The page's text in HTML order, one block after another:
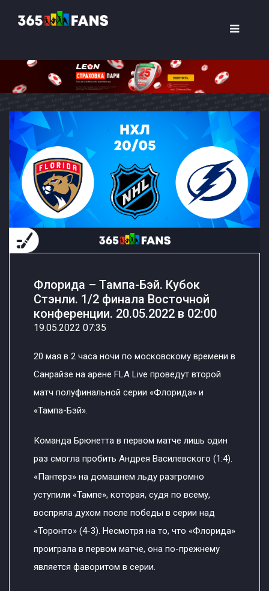
Флорида – Тампа-Бэй. Кубок
Стэнли. 1/2 финала Восточной
конференции. 20.05.2022 в 02:00
19.05.2022 07:35
20 мая в 2 часа ночи по московскому времени в
Санрайзе на арене FLA Live проведут второй
матч полуфинальной серии «Флорида» и
«Тампа-Бэй».
Команда Брюнетта в первом матче лишь один
раз смогла пробить Андрея Василевского (1:4).
«Пантерз» на домашнем льду разгромно
уступили «Тампе», которая, судя по всему,
воспряла духом после победы в серии над
«Торонто» (4-3). Несмотря на то, что «Флорида»
проиграла в первом матче, она по-прежнему
является фаворитом в серии.